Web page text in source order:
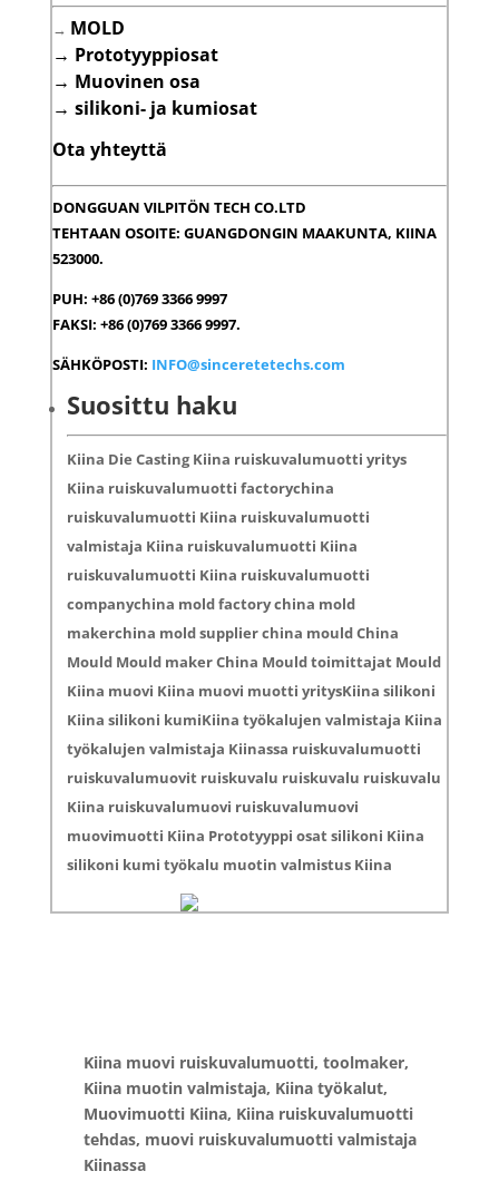
→ MOLD
→ Prototyyppiosat
→ Muovinen osa
→ silikoni- ja kumiosat
Ota yhteyttä
DONGGUAN VILPITÖN TECH CO.LTD
TEHTAAN OSOITE: GUANGDONGIN MAAKUNTA, KIINA
523000.
PUH: +86 (0)769 3366 9997
FAKSI: +86 (0)769 3366 9997.
SÄHKÖPOSTI: INFO@sinceretetechs.com
Suosittu haku
Kiina Die Casting Kiina ruiskuvalumuotti yritys
Kiina ruiskuvalumuotti factorychina
ruiskuvalumuotti Kiina ruiskuvalumuotti
valmistaja Kiina ruiskuvalumuotti Kiina
ruiskuvalumuotti Kiina ruiskuvalumuotti
companychina mold factory china mold
makerchina mold supplier china mould China
Mould Mould maker China Mould toimittajat Mould
Kiina muovi Kiina muovi muotti yritysKiina silikoni
Kiina silikoni kumiKiina työkalujen valmistaja Kiina
työkalujen valmistaja Kiinassa ruiskuvalumuotti
ruiskuvalumuovit ruiskuvalu ruiskuvalu ruiskuvalu
Kiina ruiskuvalumuovi ruiskuvalumuovi
muovimuotti Kiina Prototyyppi osat silikoni Kiina
silikoni kumi työkalu muotin valmistus Kiina
Kiina muovi ruiskuvalumuotti, toolmaker,
Kiina muotin valmistaja, Kiina työkalut,
Muovimuotti Kiina, Kiina ruiskuvalumuotti
tehdas, muovi ruiskuvalumuotti valmistaja
Kiinassa